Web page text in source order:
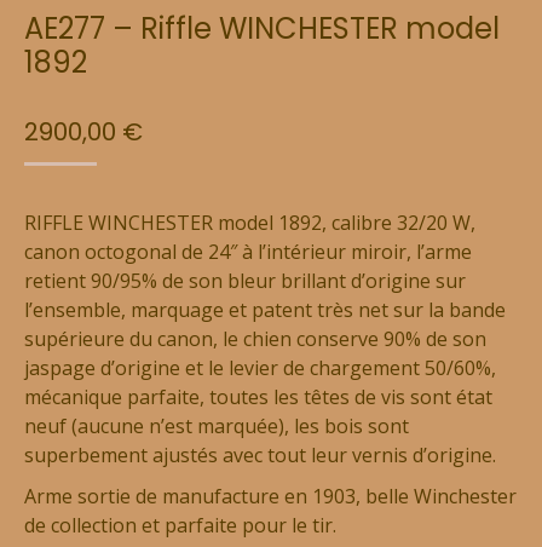
AE277 – Riffle WINCHESTER model
1892
2900,00 €
RIFFLE WINCHESTER model 1892, calibre 32/20 W,
canon octogonal de 24″ à l’intérieur miroir, l’arme
retient 90/95% de son bleur brillant d’origine sur
l’ensemble, marquage et patent très net sur la bande
supérieure du canon, le chien conserve 90% de son
jaspage d’origine et le levier de chargement 50/60%,
mécanique parfaite, toutes les têtes de vis sont état
neuf (aucune n’est marquée), les bois sont
superbement ajustés avec tout leur vernis d’origine.
Arme sortie de manufacture en 1903, belle Winchester
de collection et parfaite pour le tir.